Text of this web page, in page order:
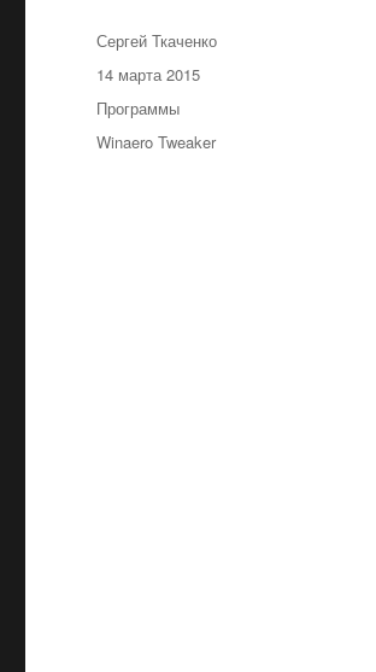
Автор
Сергей Ткаченко
Опубликовано
14 марта 2015
Рубрики
Программы
Метки
Winaero Tweaker